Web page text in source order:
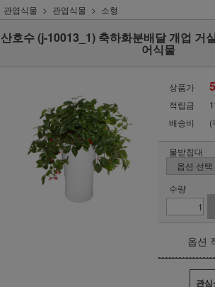
관엽식물 관엽식물 소형
산호수 (j-10013_1) 축하화분배달 개업 거
어식물
상품가
적립금
배송비
(
물받침대
수량
옵션
관